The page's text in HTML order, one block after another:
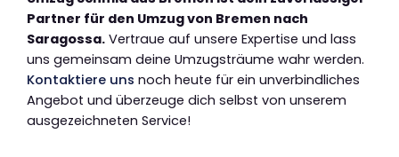
Partner für den Umzug von Bremen nach
Saragossa. Vertraue auf unsere Expertise und lass
uns gemeinsam deine Umzugsträume wahr werden.
Kontaktiere uns noch heute für ein unverbindliches
Angebot und überzeuge dich selbst von unserem
ausgezeichneten Service!